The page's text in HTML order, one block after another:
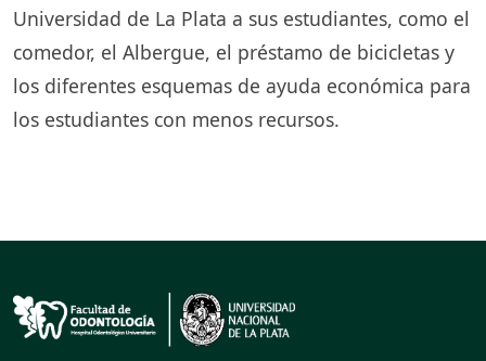
Universidad de La Plata a sus estudiantes, como el
comedor, el Albergue, el préstamo de bicicletas y
los diferentes esquemas de ayuda económica para
los estudiantes con menos recursos.